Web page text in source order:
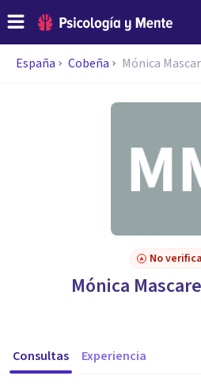
España Cobeña Mónica
No
Mónica
Consultas Experiencia